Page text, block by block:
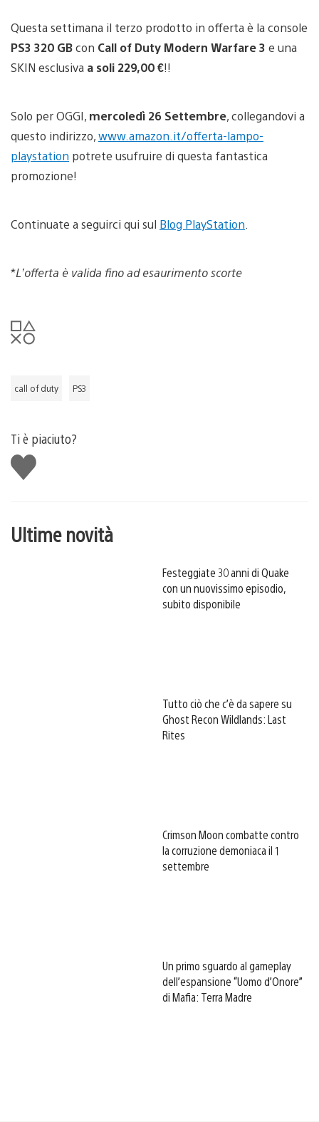
Questa settimana il terzo prodotto in offerta è la console
PS3 320 GBcon Call of Duty Modern Warfare 3 e una
SKIN esclusiva a soli 229,00 €!!
Solo per OGGI, mercoledì 26 Settembre, collegandovi a
questo indirizzo,www.amazon.it/offerta-lampo-
playstation potrete usufruire di questa fantastica
promozione!
Continuate a seguirci qui sul Blog PlayStation.
*L’offerta è valida fino ad esaurimento scorte
call of duty PS3
Ti è piaciuto?
Mi
piace
Ultime novità
Festeggiate 30 anni di Quake
con un nuovissimo episodio,
subito disponibile
Tutto ciò che c’è da sapere su
Ghost Recon Wildlands: Last
Rites
Crimson Moon combatte contro
la corruzione demoniaca il 1
settembre
Un primo sguardo al gameplay
dell’espansione “Uomo d’Onore”
di Mafia: Terra Madre